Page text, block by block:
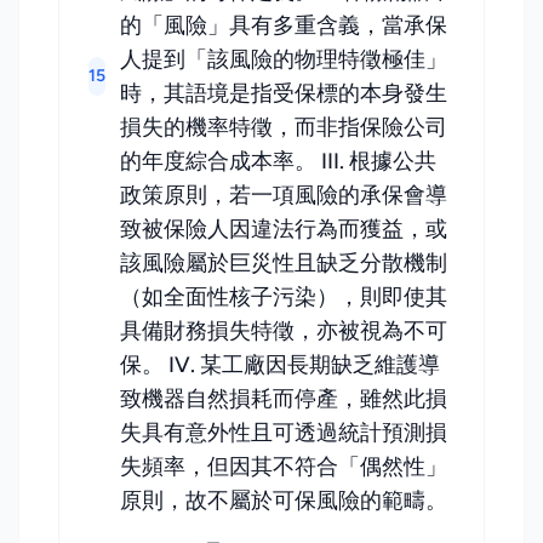
15
的「風險」具有多重含義，當承保
人提到「該風險的物理特徵極佳」
時，其語境是指受保標的本身發生
損失的機率特徵，而非指保險公司
的年度綜合成本率。 III. 根據公共
政策原則，若一項風險的承保會導
致被保險人因違法行為而獲益，或
該風險屬於巨災性且缺乏分散機制
（如全面性核子污染），則即使其
具備財務損失特徵，亦被視為不可
保。 IV. 某工廠因長期缺乏維護導
致機器自然損耗而停產，雖然此損
失具有意外性且可透過統計預測損
失頻率，但因其不符合「偶然性」
原則，故不屬於可保風險的範疇。